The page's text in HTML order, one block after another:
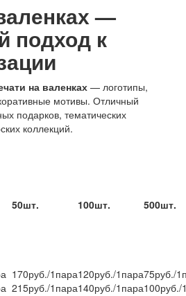
—
подход к
на валенках — логотипы,
мотивы. Отличный
подарков, тематических
коллекций.
50шт. 100шт. 500шт.
170руб./1пара120руб./1пара75руб./
215руб./1пара140руб./1пара100руб./